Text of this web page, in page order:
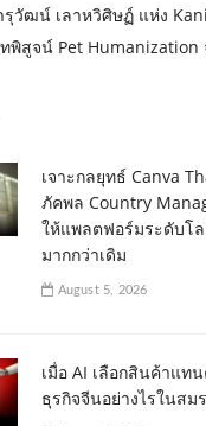
รุวัฒน์ เลาหวิศิษฏ์ แห่ง
พิสูจน์ Pet Humanization
เจาะกลยุทธ์ Canva
ภัคพล Country
ให้แพลตฟอร์มระดับโ
มากกว่าเดิม
August 5, 2026
เมื่อ AI เลือกสินค้าแท
ธุรกิจจีนอย่างไรในส